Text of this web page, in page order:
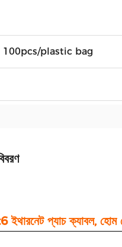
plastic bag
ইথারনেট প্যাচ ক্যাবল, হোম